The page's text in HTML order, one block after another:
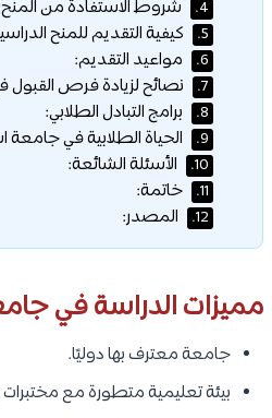
4. شروط الاستفادة من
5. كيفية التقديم للمنح
6. مواعيد التقديم:
7. نصائح لزيادة فرص القبول
8. برامج التبادل الطلابي:
9. الحياة الطلابية في جامعة
10. الأسئلة الشائعة:
11. خاتمة:
12. المصدر:
مميزات الدراسة في
جامعة معترف بها دوليًا.
بيئة تعليمية متطورة مع